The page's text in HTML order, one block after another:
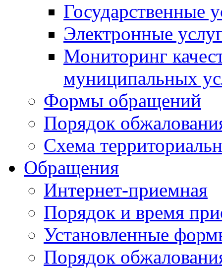
Государственные
Электронные
Мониторинг
муниципальных
Формы обращений
Порядок
Схема
Обращения
Интернет-приемная
Порядок и время
Установленные
Порядок